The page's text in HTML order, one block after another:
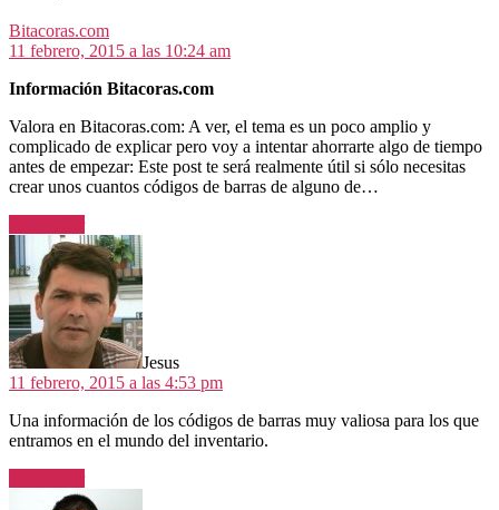
Bitacoras.comdice:
11 febrero, 2015 a las 10:24 am
Información Bitacoras.com
Valora en Bitacoras.com: A ver, el tema es un poco amplio y
complicado de explicar pero voy a intentar ahorrarte algo de tiempo
antes de empezar: Este post te será realmente útil si sólo necesitas
crear unos cuantos códigos de barras de alguno de…
Jesus
11 febrero, 2015 a las 4:53 pm
Una información de los códigos de barras muy valiosa para los que
entramos en el mundo del inventario.